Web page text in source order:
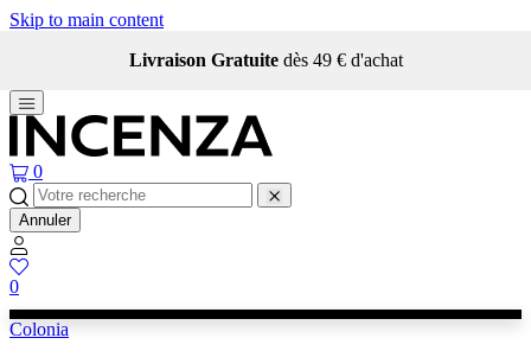
Skip to main content
Livraison Gratuite dès 49 € d'achat
0
Annuler
0
Colonia